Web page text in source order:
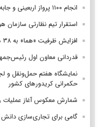
انجام ۱۱۰۰ پرواز اربعینی و جابه‌جایی ۱۴۱ هزار زائر تا ۱۲ مرداد
استقرار تیم‌ نظارتی سازمان
افزایش ظرفیت «هما» به ۳۸ هزار صندلی در اربعین ۱۴۰۵
قدردانی معاون اول
نمایشگاه هفتم حمل‌ونقل و
حکمرانی کریدورهای کشور
شمارش معکوس آغاز عملیات
گامی برای تجاری‌سازی